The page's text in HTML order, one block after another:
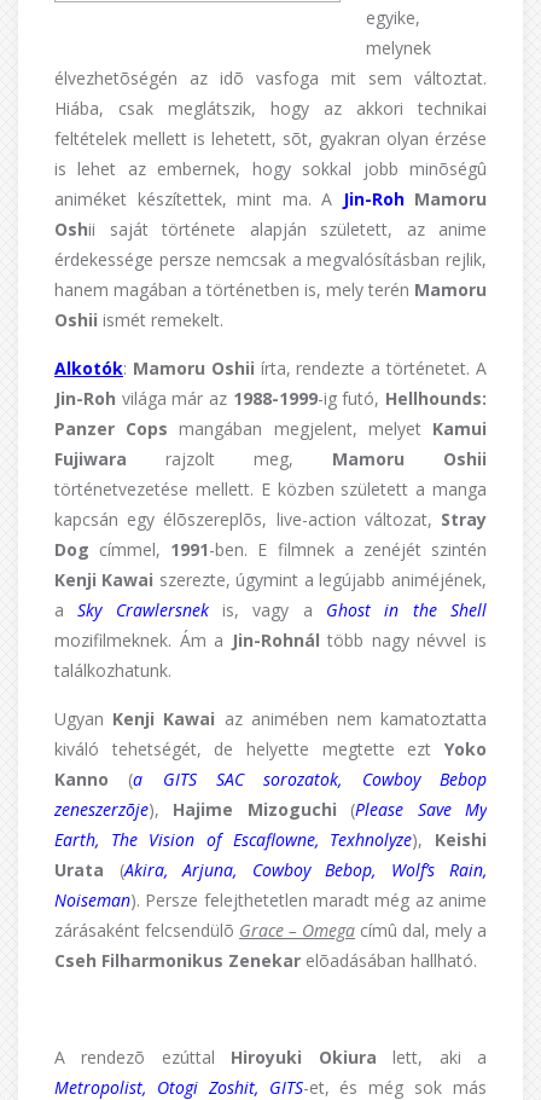
egyike,
melynek
élvezhetõségén az idõ vasfoga mit sem változtat.
Hiába, csak meglátszik, hogy az akkori technikai
feltételek mellett is lehetett, sõt, gyakran olyan érzése
is lehet az embernek, hogy sokkal jobb minõségû
animéket készítettek, mint ma. A Jin-Roh Mamoru
Oshii saját története alapján született, az anime
érdekessége persze nemcsak a megvalósításban rejlik,
hanem magában a történetben is, mely terén Mamoru
Oshii ismét remekelt.
Alkotók: Mamoru Oshii írta, rendezte a történetet. A
Jin-Roh világa már az 1988-1999-ig futó, Hellhounds:
Panzer Cops mangában megjelent, melyet Kamui
Fujiwara rajzolt meg, Mamoru Oshii
történetvezetése mellett. E közben született a manga
kapcsán egy élõszereplõs, live-action változat, Stray
Dog címmel, 1991-ben. E filmnek a zenéjét szintén
Kenji Kawai szerezte, úgymint a legújabb animéjének,
aSky Crawlersnekis, vagy a Ghost in the Shell
mozifilmeknek. Ám a Jin-Rohnál több nagy névvel is
találkozhatunk.
Ugyan Kenji Kawai az animében nem kamatoztatta
kiváló tehetségét, de helyette megtette ezt Yoko
Kanno (a GITS SAC sorozatok, Cowboy Bebop
zeneszerzõje), Hajime Mizoguchi (Please Save My
Earth, The Vision of Escaflowne, Texhnolyze), Keishi
Urata (Akira, Arjuna, Cowboy Bebop, Wolf’s Rain,
Noiseman). Persze felejthetetlen maradt még az anime
zárásaként felcsendülõ Grace – Omega címû dal, mely a
Cseh Filharmonikus Zenekar elõadásában hallható.
A rendezõ ezúttal Hiroyuki Okiura lett, aki a
Metropolist, Otogi Zoshit, GITS-et, és még sok más